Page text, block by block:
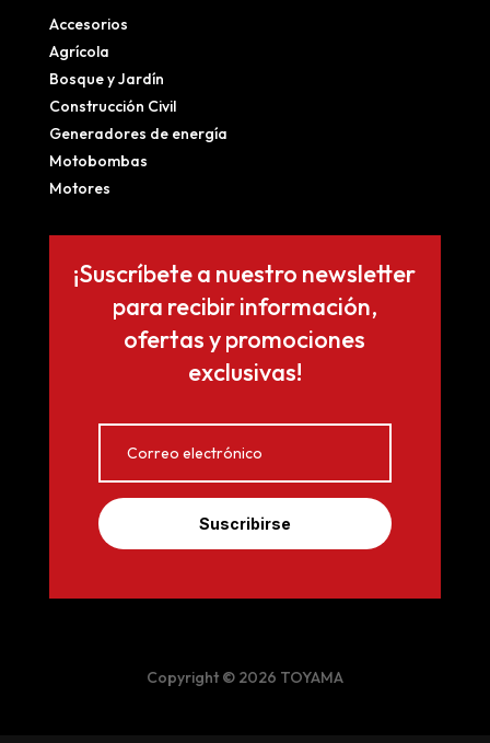
Accesorios
Agrícola
Bosque y Jardín
Construcción Civil
Generadores de energía
Motobombas
Motores
¡Suscríbete a nuestro newsletter
para recibir información,
ofertas y promociones
exclusivas!
Suscribirse
Copyright © 2026 TOYAMA